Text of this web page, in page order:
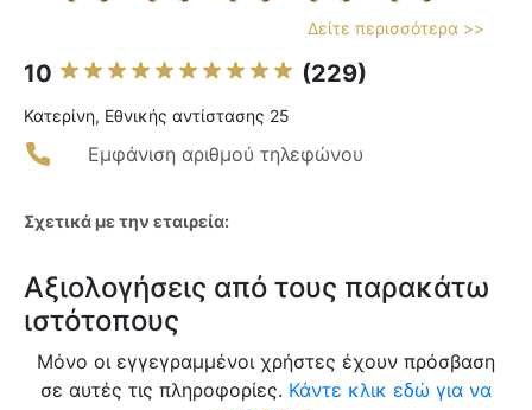
Δείτε περισσότερα >>
10 (229)
Κατερίνη, Εθνικής αντίστασης 25
Εμφάνιση αριθμού τηλεφώνου
Σχετικά με την εταιρεία:
Αξιολογήσεις από τους παρακάτω
ιστότοπους
Μόνο οι εγγεγραμμένοι χρήστες έχουν πρόσβαση
σε αυτές τις πληροφορίες. Κάντε κλικ εδώ για να